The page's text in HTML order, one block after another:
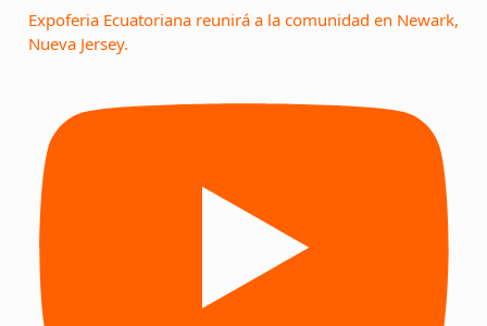
Expoferia Ecuatoriana reunirá a la comunidad en Newark,
Nueva Jersey.